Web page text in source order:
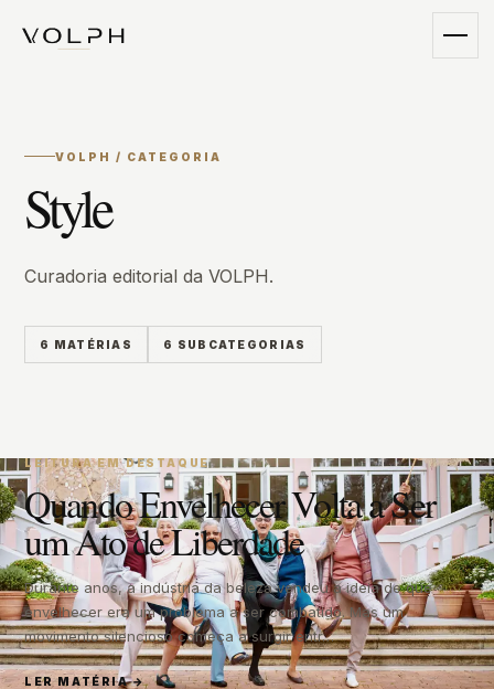
VOLPH / CATEGORIA
Style
Curadoria editorial da VOLPH.
6 MATÉRIAS 6 SUBCATEGORIAS
LEITURA EM DESTAQUE
Quando Envelhecer Volta a Ser
um Ato de Liberdade
Durante anos, a indústria da beleza vendeu a ideia de que
envelhecer era um problema a ser combatido. Mas um
movimento silencioso começa a surgir entr…
LER MATÉRIA →